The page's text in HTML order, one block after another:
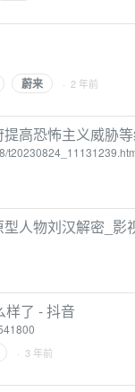
蔚来 · 2 年前
高恐怖主义威胁
人物刘汉解密_影
了 - 抖音
· 3 年前